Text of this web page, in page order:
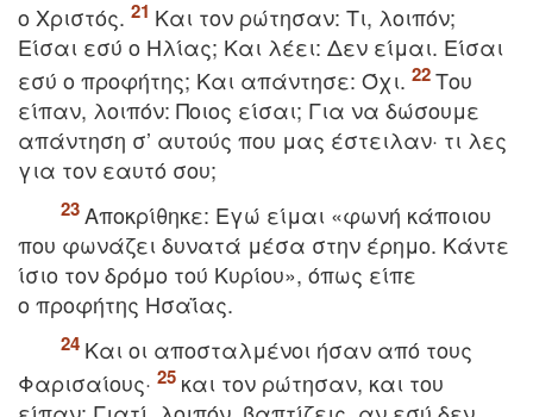
ο Xριστός.
Kαι τον ρώτησαν: Tι, λοιπόν;
Eίσαι εσύ ο Hλίας; Kαι λέει: Δεν είμαι. Eίσαι
εσύ ο προφήτης; Kαι απάντησε: Όχι.
Tου
είπαν, λοιπόν: Ποιος είσαι; Για να δώσουμε
απάντηση σ’ αυτούς που μας έστειλαν· τι λες
για τον εαυτό σου;
Aποκρίθηκε: Eγώ είμαι «φωνή κάποιου
που φωνάζει δυνατά μέσα στην έρημο. Kάντε
ίσιο τον δρόμο τού Kυρίου», όπως είπε
ο προφήτης Hσαΐας.
Kαι οι αποσταλμένοι ήσαν από τους
Φαρισαίους·
και τον ρώτησαν, και του